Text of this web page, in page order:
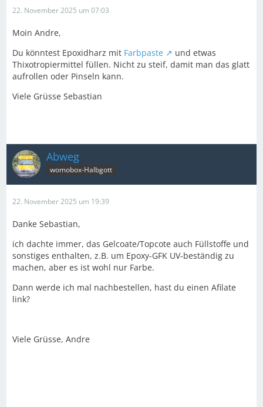
22. November 2025 um 07:03
Moin Andre,
Du könntest Epoxidharz mit Farbpaste
und etwas
Thixotropiermittel füllen. Nicht zu steif, damit man das glatt
aufrollen oder Pinseln kann.
Viele Grüsse Sebastian
Abweg
womobox-Halbgott
22. November 2025 um 19:39
Danke Sebastian,
ich dachte immer, das Gelcoate/Topcote auch Füllstoffe und
sonstiges enthalten, z.B. um Epoxy-GFK UV-beständig zu
machen, aber es ist wohl nur Farbe.
Dann werde ich mal nachbestellen, hast du einen Afilate
link?
Viele Grüsse, Andre